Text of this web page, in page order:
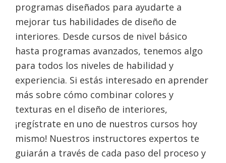
programas diseñados para ayudarte a
mejorar tus habilidades de diseño de
interiores. Desde cursos de nivel básico
hasta programas avanzados, tenemos algo
para todos los niveles de habilidad y
experiencia. Si estás interesado en aprender
más sobre cómo combinar colores y
texturas en el diseño de interiores,
¡regístrate en uno de nuestros cursos hoy
mismo! Nuestros instructores expertos te
guiarán a través de cada paso del proceso y